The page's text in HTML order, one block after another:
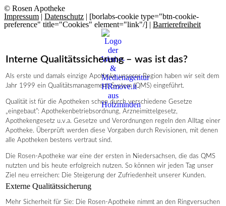
© Rosen Apotheke
Impressum | Datenschutz | [borlabs-cookie type="btn-cookie-
preference" title="Cookies" element="link"/] | Barrierefreiheit
Interne Qualitätssicherung – was ist das?
Als erste und damals einzige Apotheke unserer Region haben wir seit dem
Jahr 1999 ein Qualitätsmanagement-System (QMS) eingeführt.
Qualität ist für die Apotheken schon durch verschiedene Gesetze
„eingebaut”: Apothekenbetriebsordnung, Arzneimittelgesetz,
Apothekengesetz u.v.a. Gesetze und Verordnungen regeln den Alltag einer
Apotheke. Überprüft werden diese Vorgaben durch Revisionen, mit denen
alle Apotheken bestens vertraut sind.
Die Rosen-Apotheke war eine der ersten in Niedersachsen, die das QMS
nutzten und bis heute erfolgreich nutzen. So können wir jeden Tag unser
Ziel neu erreichen: Die Steigerung der Zufriedenheit unserer Kunden.
Externe Qualitätssicherung
Mehr Sicherheit für Sie: Die Rosen-Apotheke nimmt an den Ringversuchen